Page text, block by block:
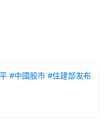
#中國股市 #住建部发布